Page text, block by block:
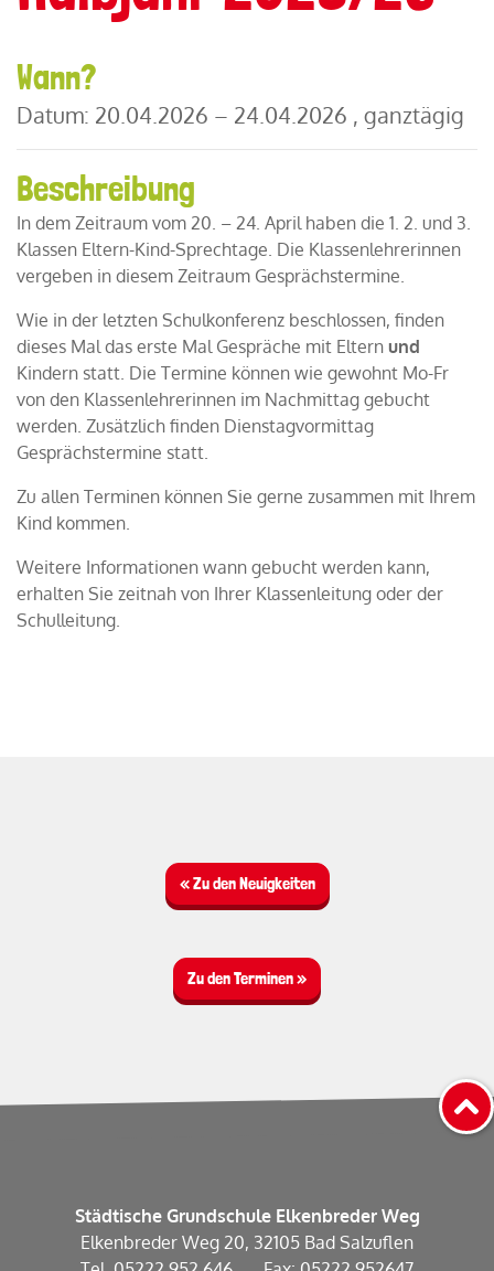
Wann?
Datum: 20.04.2026 – 24.04.2026 , ganztägig
Beschreibung
In dem Zeitraum vom 20. – 24. April haben die 1. 2. und 3.
Klassen Eltern-Kind-Sprechtage. Die Klassenlehrerinnen
vergeben in diesem Zeitraum Gesprächstermine.
Wie in der letzten Schulkonferenz beschlossen, finden
dieses Mal das erste Mal Gespräche mit Eltern und
Kindern statt. Die Termine können wie gewohnt Mo-Fr
von den Klassenlehrerinnen im Nachmittag gebucht
werden. Zusätzlich finden Dienstagvormittag
Gesprächstermine statt.
Zu allen Terminen können Sie gerne zusammen mit Ihrem
Kind kommen.
Weitere Informationen wann gebucht werden kann,
erhalten Sie zeitnah von Ihrer Klassenleitung oder der
Schulleitung.
« Zu den Neuigkeiten
Zu den Terminen »
Städtische Grundschule Elkenbreder Weg
Elkenbreder Weg 20, 32105 Bad Salzuflen